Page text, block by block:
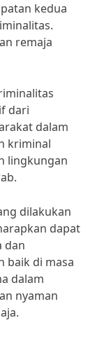
kedua
remaja
dari
dalam
kriminal
lingkungan
dilakukan
dapat
dan
baik di masa
dalam
nyaman